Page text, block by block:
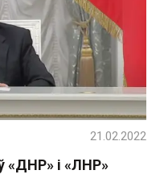
«ДНР» і «ЛНР»
21.02.2022